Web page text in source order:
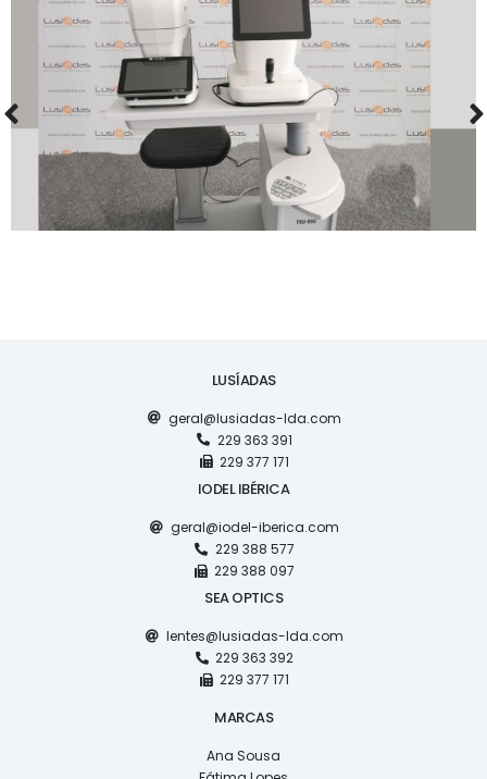
MAQUINARIA
UNIDADE OFTALMICA TOMEY THRU 800 C/ BRAÇO
NOVA
LUSÍADAS
geral@lusiadas-lda.com
229 363 391
229 377 171
IODEL IBÉRICA
geral@iodel-iberica.com
229 388 577
229 388 097
SEA OPTICS
lentes@lusiadas-lda.com
229 363 392
229 377 171
MARCAS
Ana Sousa